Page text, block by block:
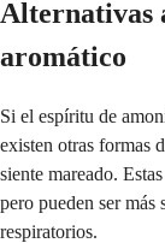
Alternativas
aromático
Si el espíritu de
existen otras formas
siente mareado.
pero pueden ser más
respiratorios.